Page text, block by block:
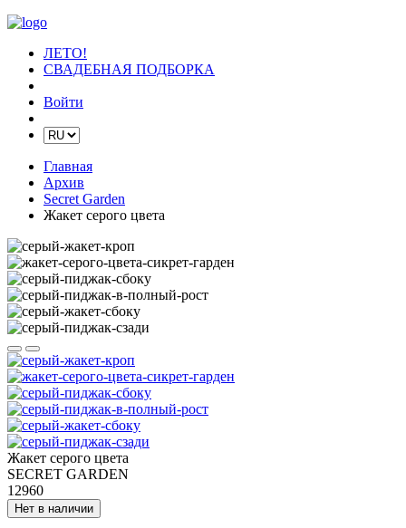
ЛЕТО!
СВАДЕБНАЯ ПОДБОРКА
Войти
Главная
Архив
Secret Garden
Жакет серого цвета
Жакет серого цвета
SECRET GARDEN
12960
Нет в наличии